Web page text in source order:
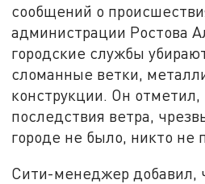
сообщений о
администрации Ростова
городские службы
сломанные ветки,
конструкции. Он отметил,
последствия ветра,
городе не было, никто не
Сити-менеджер добавил,